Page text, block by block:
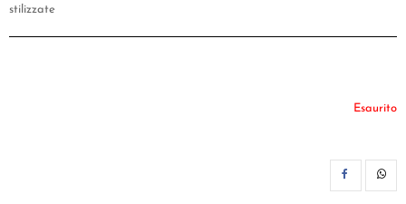
stilizzate
Esaurito